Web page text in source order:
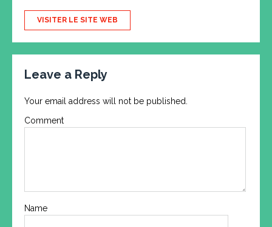
VISITER LE SITE WEB
Leave a Reply
Your email address will not be published.
Comment
Name